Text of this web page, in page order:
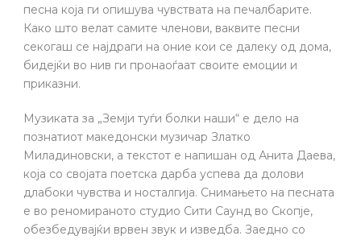
песна која ги опишува чувствата на печалбарите.
Како што велат самите членови, ваквите песни
секогаш се најдраги на оние кои се далеку од дома,
бидејќи во нив ги пронаоѓаат своите емоции и
приказни.
Музиката за „Земји туѓи болки наши“ е дело на
познатиот македонски музичар Златко
Миладиновски, а текстот е напишан од Анита Даева,
која со својата поетска дарба успева да долови
длабоки чувства и носталгија. Снимањето на песната
е во реномираното студио Сити Саунд во Скопје,
обезбедувајќи врвен звук и изведба. Заедно со